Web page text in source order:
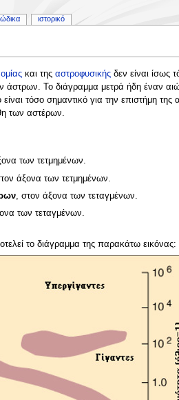
και της αστροφυσικήςδεν είναι ίσως
άστρων. Το διάγραμμα μετρά ήδη έναν
τόσο σημαντικό για την επιστήμη
των αστέρων.
των τετμημένων.
άξονα των τετμημένων.
, στον άξονα των τεταγμένων.
των τεταγμένων.
το διάγραμμα της παρακάτω εικόνας:
ιστορικό